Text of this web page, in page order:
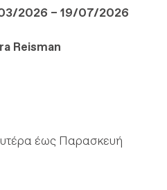
2026 – 19/07/2026
Reisman
έως Παρασκευή